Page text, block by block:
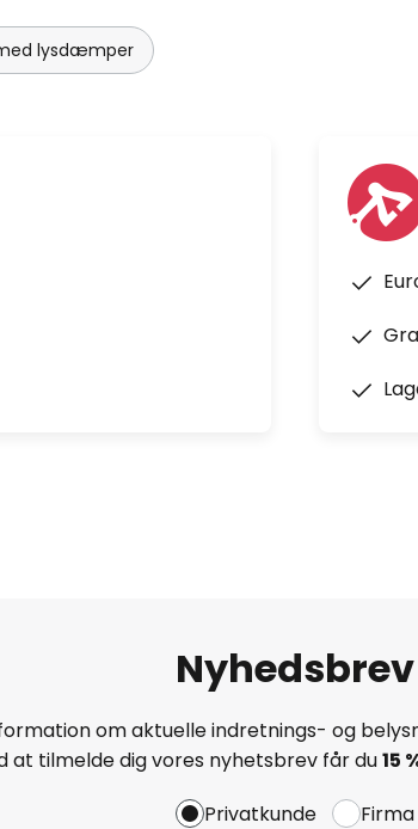
lysdæmper
Nyhedsbrev
om aktuelle indretnings- og
at tilmelde dig vores nyhetsbrev får du15
Privatkunde
Firma